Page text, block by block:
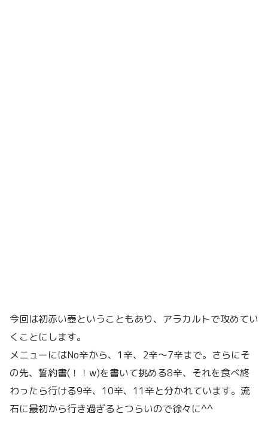
今回は初赤い壺ということもあり、アラカルトで攻めてい
くことにします。
メニューにはNo辛から、1辛、2辛〜7辛まで。さらにそ
の先、誓約書(！！w)を書いて挑める8辛、それを食べ終
わったら行ける9辛、10辛、11辛と分かれています。流
石に最初から行き過ぎるとつらいので徐々に^^